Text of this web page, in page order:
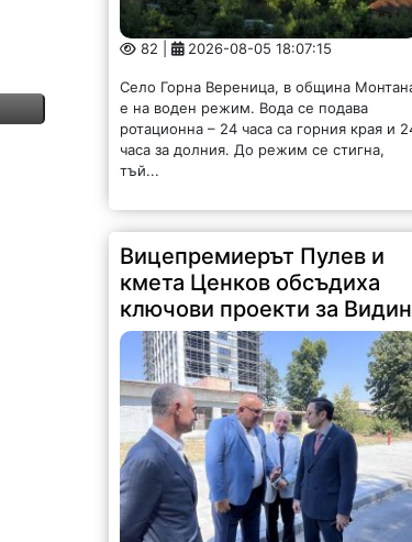
82 | 2026-08-05 18:07:15
Село Горна Вереница, в община
е на воден режим. Вода се подава
ротационна – 24 часа са горния края и
часа за долния. До режим се стигна,
тъй...
Вицепремиерът Пулев и
кмета Ценков обсъдиха
ключови проекти за Видин